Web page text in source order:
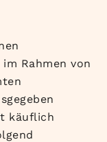
Rahmen von
käuflich